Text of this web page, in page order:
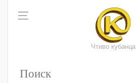
Чтиво кубанца